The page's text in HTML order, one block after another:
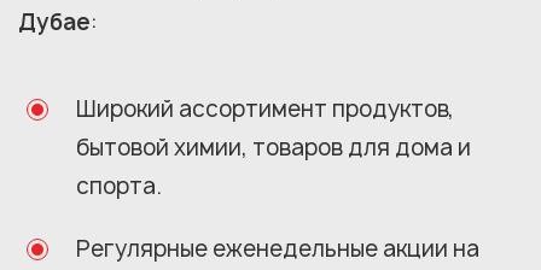
Дубае:
Широкий ассортимент продуктов,
бытовой химии, товаров для дома и
спорта.
Регулярные еженедельные акции на